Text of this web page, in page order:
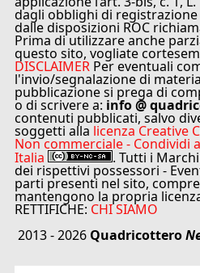
dagli obblighi di registrazione
dalle disposizioni ROC
Prima di utilizzare anche
questo sito, vogliate
DISCLAIMER Per eventuali
l'invio/segnalazione di
pubblicazione si prega di
o di scrivere a: info @
contenuti pubblicati, salvo
soggetti alla licenza Creative
Non commerciale - Condividi
Italia . Tutti i
dei rispettivi possessori -
parti presenti nel sito,
mantengono la propria
RETTIFICHE: CHI SIAMO
2013 - 2026 Quadricottero